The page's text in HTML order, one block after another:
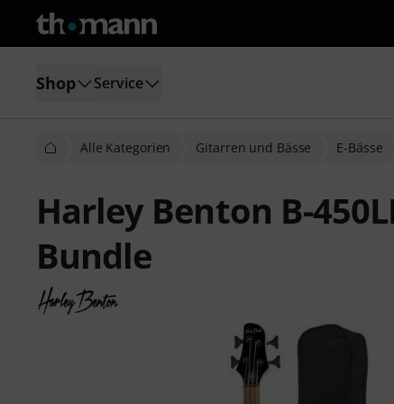
Shop Service
Alle Kategorien Gitarren und Bässe E-Bässe
Harley Benton B-
Bundle